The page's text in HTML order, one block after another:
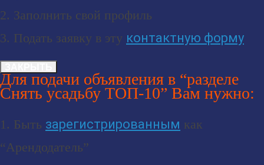
2. Заполнить свой профиль
3. Подать заявку в эту контактную форму
Для подачи объявления в “разделе
Снять усадьбу ТОП-10” Вам нужно:
1. Быть зарегистрированным как
“Арендодатель”